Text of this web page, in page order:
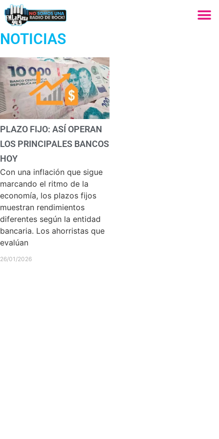
NOTICIAS
PLAZO FIJO: ASÍ OPERAN
LOS PRINCIPALES BANCOS
HOY
Con una inflación que sigue
marcando el ritmo de la
economía, los plazos fijos
muestran rendimientos
diferentes según la entidad
bancaria. Los ahorristas que
evalúan
26/01/2026